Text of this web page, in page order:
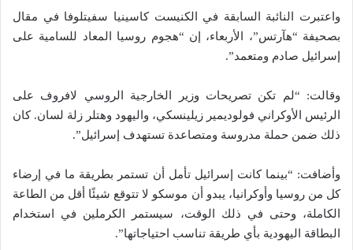
واعتبرت النائبة السابقة في الكنيست كاسينيا سفيتلوفا في مقال
بصحيفة “هآرتس”، الأربعاء، إن “هجوم روسيا المعاد للسامية على
إسرائيل صادم ومتعمد”.
وقالت: “لم تكن تصريحات وزير الخارجية الروسي لافروف على
الرئيس الأوكراني فولوديمير زيلينسكي، واليهود وهتلر زلة لسان. كان
ذلك ضمن حملة مدروسة ومتصاعدة تستهدف إسرائيل”.
وأضافت: “بينما كانت إسرائيل تأمل أن تستمر بطريقة ما في إرضاء
كل من روسيا وأوكرانيا، يبدو أن موسكو لا تتوقع شيئًا أقل من الطاعة
الكاملة، وحتى في ذلك الوقت، سيستمر الكرملين في استخدام
البطاقة اليهودية بأي طريقة تناسب احتياجاتها”.